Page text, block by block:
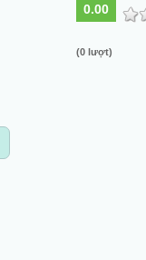
0.00
(0 lượt)